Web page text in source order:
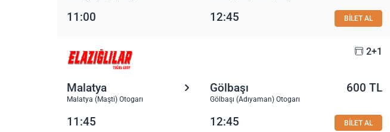
11:00 12:45 BİLET AL
2+1
Malatya
Malatya (Maşti) Otogarı
Gölbaşı
Gölbaşı (Adıyaman) Otogarı
600 TL
11:45 12:45 BİLET AL